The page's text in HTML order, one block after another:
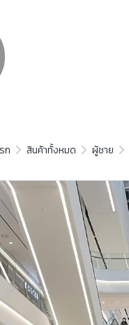
ก สินค้าทั้งหมด ผู้ชาย